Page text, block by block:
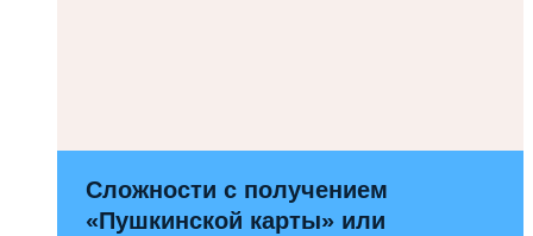
Сложности с получением
«Пушкинской карты» или